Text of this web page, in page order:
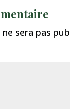
sera pas